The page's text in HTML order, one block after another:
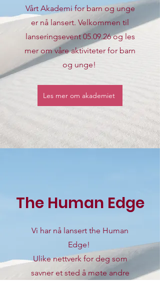
Vårt Akademi for barn og unge
er nå lansert. Velkommen til
lanseringsevent 05.09.26 og les
mer om våre aktiviteter for barn
og unge!
Les mer om akademiet
The Human Edge
Vi har nå lansert the Human
Edge!
Ulike nettverk for deg som
savner et sted å møte andre